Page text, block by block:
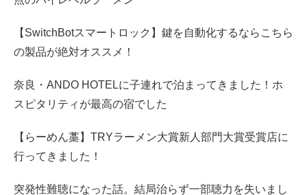
【SwitchBotスマートロック】鍵を自動化するならこちら
の製品が絶対オススメ！
奈良・ANDO HOTELに子連れで泊まってきました！ホ
スピタリティが最高の宿でした
【らーめん藁】TRYラーメン大賞新人部門大賞受賞店に
行ってきました！
突発性難聴になった話。結局治らず一部聴力を失いまし